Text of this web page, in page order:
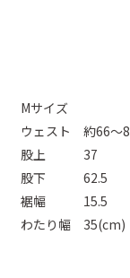
Mサイズ
ウェスト 約66～
股上 37
股下 62.5
裾幅 15.5
わたり幅 35(cm)